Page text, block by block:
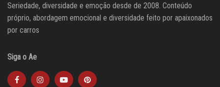
Seriedade, diversidade e emoção desde de 2008. Conteúdo
próprio, abordagem emocional e diversidade feito por apaixonados
por carros
Siga o Ae